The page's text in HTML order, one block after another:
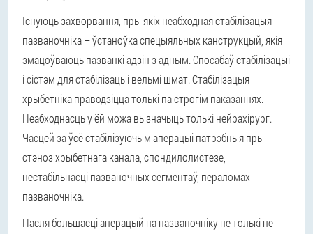
Існуюць захворвання, пры якіх неабходная стабілізацыя
пазваночніка – ўстаноўка спецыяльных канструкцый, якія
змацоўваюць пазванкі адзін з адным. Спосабаў стабілізацыі
і сістэм для стабілізацыі вельмі шмат. Стабілізацыя
хрыбетніка праводзіцца толькі па строгім паказаннях.
Неабходнасць у ёй можа вызначыць толькі нейрахірург.
Часцей за ўсё стабілізуючым аперацыі патрэбныя пры
стэноз хрыбетнага канала, спондилолистезе,
нестабільнасці пазваночных сегментаў, пераломах
пазваночніка.
Пасля большасці аперацый на пазваночніку не толькі не